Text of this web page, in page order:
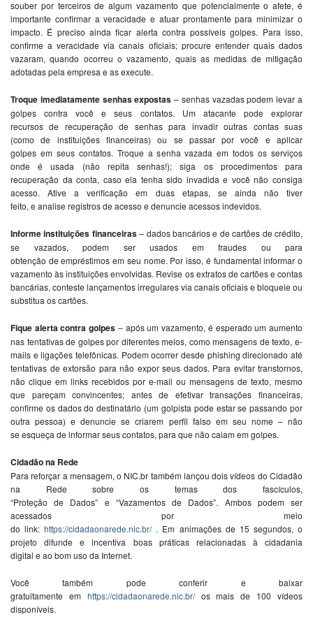
souber por terceirosde algum vazamento que potencialmente o afete, é
importante confirmar a veracidade e atuar prontamente para minimizar o
impacto. É preciso ainda ficar alerta contra possíveis golpes. Para isso,
confirme a veracidade via canais oficiais; procure entender quaisdados
vazaram, quando ocorreu o vazamento, quais as medidas de mitigação
adotadas pela empresa e asexecute.
Troque imediatamentesenhasexpostas – senhas vazadas podem levar a
golpes contra vocêe seus contatos. Um atacante pode explorar
recursosde recuperaçãode senhas para invadir outras contas suas
(comode instituições financeiras) ou se passar por você e aplicar
golpes emseus contatos. Troque a senha vazada em todos os serviços
onde é usada (não repita senhas!); siga os procedimentos para
recuperação da conta, casoela tenha sido invadida e você não consiga
acesso. Ative a verificaçãoem duas etapas, se ainda não tiver
feito, e analise registrosde acesso e denuncie acessos indevidos.
Informeinstituições financeiras– dados bancáriose de cartões de crédito,
se vazados, podem ser usados emfraudes ou para
obtenção de empréstimosem seu nome. Por isso, é fundamental informar o
vazamento às instituiçõesenvolvidas. Revise osextratosde cartõese contas
bancárias, conteste lançamentos irregulares via canais oficiaise bloqueie ou
substitua os cartões.
Fique alerta contra golpes –após um vazamento, é esperado um aumento
nas tentativasde golpes por diferentes meios, como mensagens de texto,e-
mails e ligações telefônicas. Podemocorrerdesde phishing direcionado até
tentativas de extorsão para não expor seus dados. Para evitar transtornos,
não clique em links recebidos por e-mail ou mensagens de texto, mesmo
que pareçam convincentes; antesde efetivar transações financeiras,
confirme os dados dodestinatário (um golpista pode estar se passando por
outra pessoa)e denuncie se criarem perfil falso emseu nome – não
se esqueça de informar seus contatos, para que não caiamemgolpes.
Cidadão na Rede
Para reforçar a mensagem, o NIC.br também lançou dois vídeos do Cidadão
na Rede sobre os temas dos fascículos,
“Proteção de Dados” e “Vazamentosde Dados”. Ambos podemser
acessados por meio
dolink:https://cidadaonarede.nic.br/. Em animações de 15 segundos, o
projeto difunde e incentiva boas práticas relacionadas à cidadania
digital e ao bom uso da Internet.
Você também pode conferir e baixar
gratuitamente em https://cidadaonarede.nic.br/os maisde 100 vídeos
disponíveis.